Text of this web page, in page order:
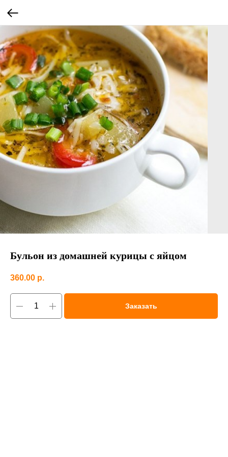
Бульон из домашней курицы с яйцом
360.00 р.
Заказать